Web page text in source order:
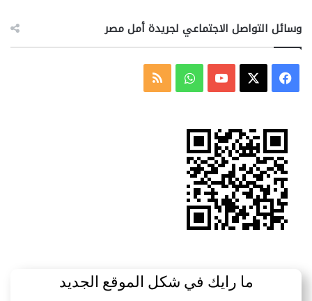
وسائل التواصل الاجتماعي لجريدة أمل مصر
فيسبوك ‫YouTubeواتسابملخص
ما رايك في شكل الموقع الجديد